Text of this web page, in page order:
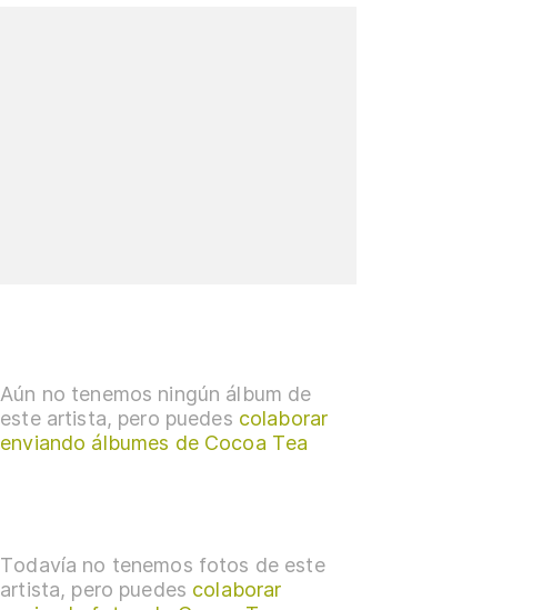
Aún no tenemos ningún álbum de
este artista, pero puedes colaborar
enviando álbumes de Cocoa Tea
Todavía no tenemos fotos de este
artista, pero puedes colaborar